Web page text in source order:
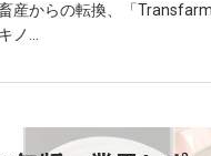
産からの転換、「
ノ...